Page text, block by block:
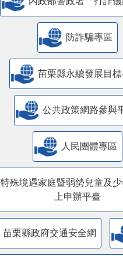
防詐騙專區
苗栗縣永續發展目
公共政策網路參與
人民團體專區
特殊境遇家庭暨弱勢兒童及
上申辦平臺
苗栗縣政府交通安全網